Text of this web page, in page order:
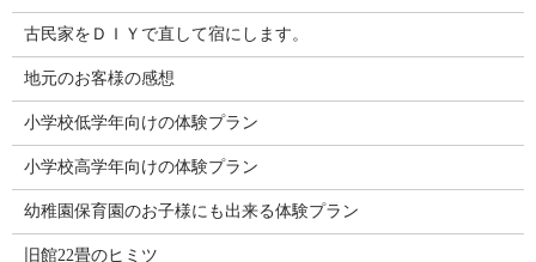
古民家をＤＩＹで直して宿にします。
地元のお客様の感想
小学校低学年向けの体験プラン
小学校高学年向けの体験プラン
幼稚園保育園のお子様にも出来る体験プラン
旧館22畳のヒミツ